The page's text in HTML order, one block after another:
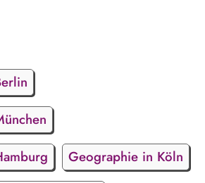
und Anlagenkatasters
Geographie in Köln